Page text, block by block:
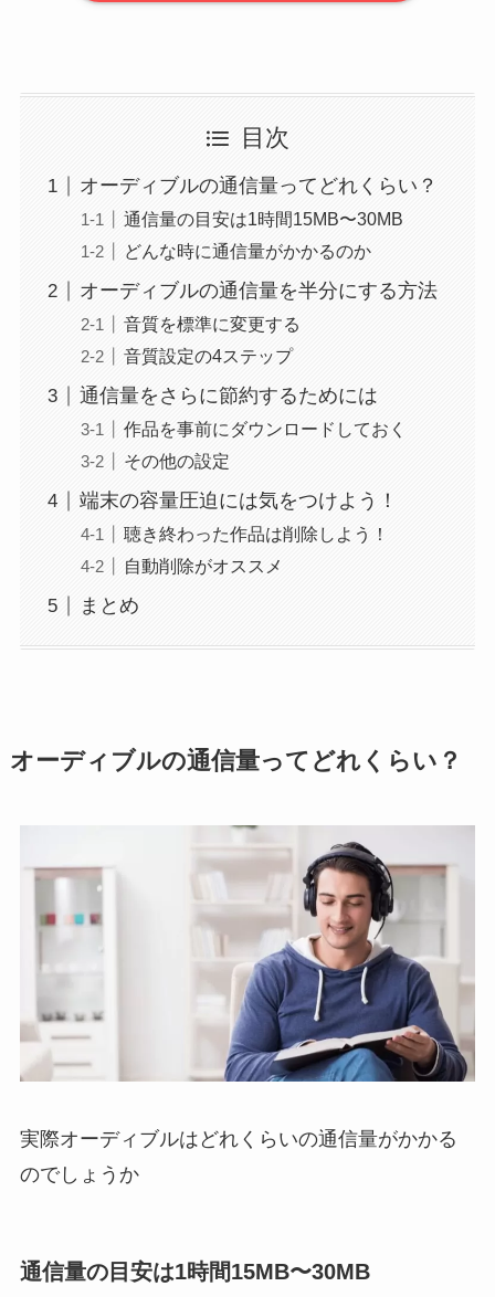
目次
オーディブルの通信量ってどれくらい？
通信量の目安は1時間15MB〜30MB
どんな時に通信量がかかるのか
オーディブルの通信量を半分にする方法
音質を標準に変更する
音質設定の4ステップ
通信量をさらに節約するためには
作品を事前にダウンロードしておく
その他の設定
端末の容量圧迫には気をつけよう！
聴き終わった作品は削除しよう！
自動削除がオススメ
まとめ
オーディブルの通信量ってどれくらい？
実際オーディブルはどれくらいの通信量がかかる
のでしょうか
通信量の目安は1時間15MB〜30MB